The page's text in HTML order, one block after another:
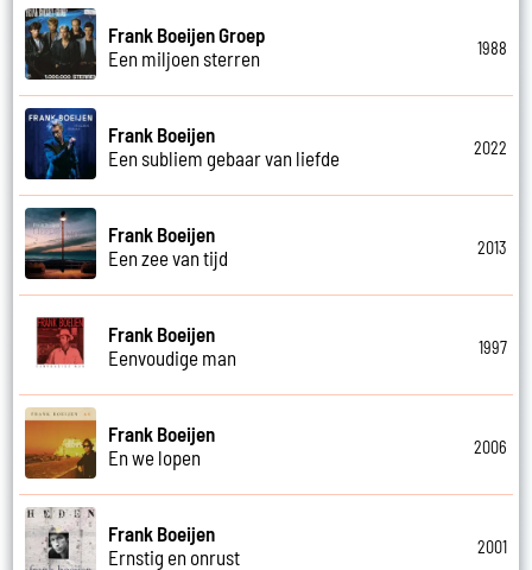
Frank Boeijen Groep
Een miljoen sterren
1988
Frank Boeijen
Een subliem gebaar van liefde
2022
Frank Boeijen
Een zee van tijd
2013
Frank Boeijen
Eenvoudige man
1997
Frank Boeijen
En we lopen
2006
Frank Boeijen
Ernstig en onrust
2001